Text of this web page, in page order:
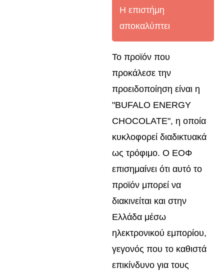
Η επιστήμη
αποκαλύπτει
Το προϊόν που
προκάλεσε την
προειδοποίηση είναι η
"BUFALO ENERGY
CHOCOLATE", η οποία
κυκλοφορεί διαδικτυακά
ως τρόφιμο. Ο ΕΟΦ
επισημαίνει ότι αυτό το
προϊόν μπορεί να
διακινείται και στην
Ελλάδα μέσω
ηλεκτρονικού εμπορίου,
γεγονός που το καθιστά
επικίνδυνο για τους